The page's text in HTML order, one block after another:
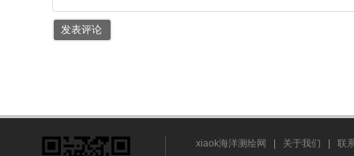
xiaok海洋测绘网 关于我们
联